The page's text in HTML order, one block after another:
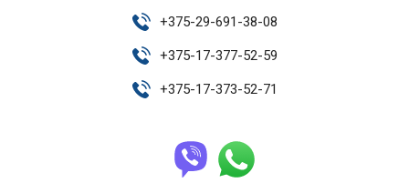
+375-29-691-38-08
+375-17-377-52-59
+375-17-373-52-71